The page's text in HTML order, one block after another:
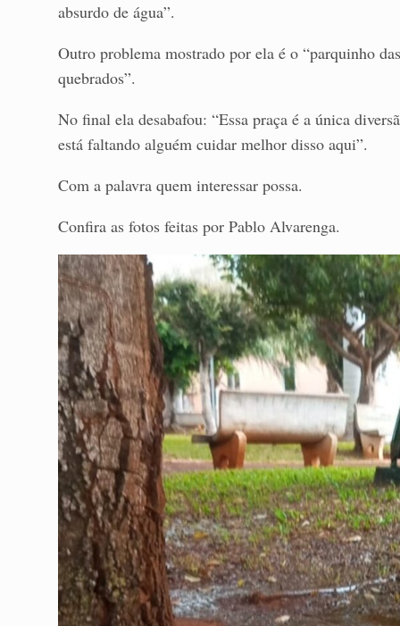
absurdo de água”.
Outro problema mostrado por ela é o “parquinho
quebrados”.
No final ela desabafou: “Essa praça é a única
está faltando alguém cuidar melhor disso aqui”.
Com a palavra quem interessar possa.
Confira as fotos feitas por Pablo Alvarenga.